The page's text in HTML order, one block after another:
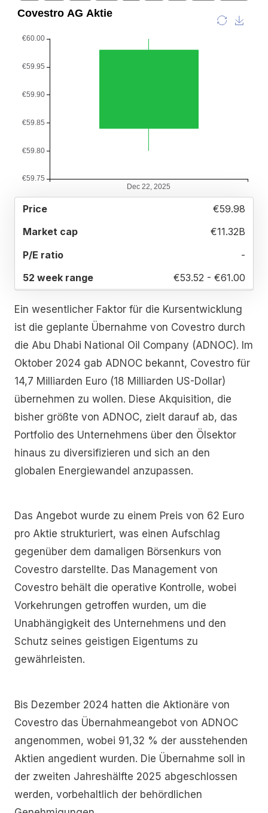
€59.98
€11.32B
-
€53.52 - €61.00
Ein wesentlicher Faktor für die Kursentwicklung
ist die geplante Übernahme von Covestro durch
die Abu Dhabi National Oil Company (ADNOC). Im
Oktober 2024 gab ADNOC bekannt, Covestro für
14,7 Milliarden Euro (18 Milliarden US-Dollar)
übernehmen zu wollen. Diese Akquisition, die
bisher größte von ADNOC, zielt darauf ab, das
Portfolio des Unternehmens über den Ölsektor
hinaus zu diversifizieren und sich an den
globalen Energiewandel anzupassen.
Das Angebot wurde zu einem Preis von 62 Euro
pro Aktie strukturiert, was einen Aufschlag
gegenüber dem damaligen Börsenkurs von
Covestro darstellte. Das Management von
Covestro behält die operative Kontrolle, wobei
Vorkehrungen getroffen wurden, um die
Unabhängigkeit des Unternehmens und den
Schutz seines geistigen Eigentums zu
gewährleisten.
Bis Dezember 2024 hatten die Aktionäre von
Covestro das Übernahmeangebot von ADNOC
angenommen, wobei 91,32 % der ausstehenden
Aktien angedient wurden. Die Übernahme soll in
der zweiten Jahreshälfte 2025 abgeschlossen
werden, vorbehaltlich der behördlichen